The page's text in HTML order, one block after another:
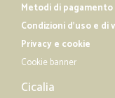
Metodi di pagamento
Condizioni d'uso e di
Privacy e cookie
Cookie banner
Cicalia